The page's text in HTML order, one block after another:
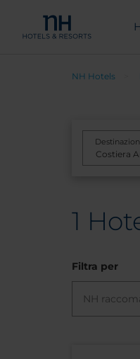
NH Hotels
1
Filtra per
NH